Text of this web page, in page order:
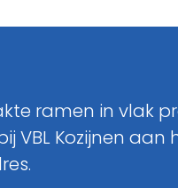
ramen in vlak
VBL Kozijnen aan